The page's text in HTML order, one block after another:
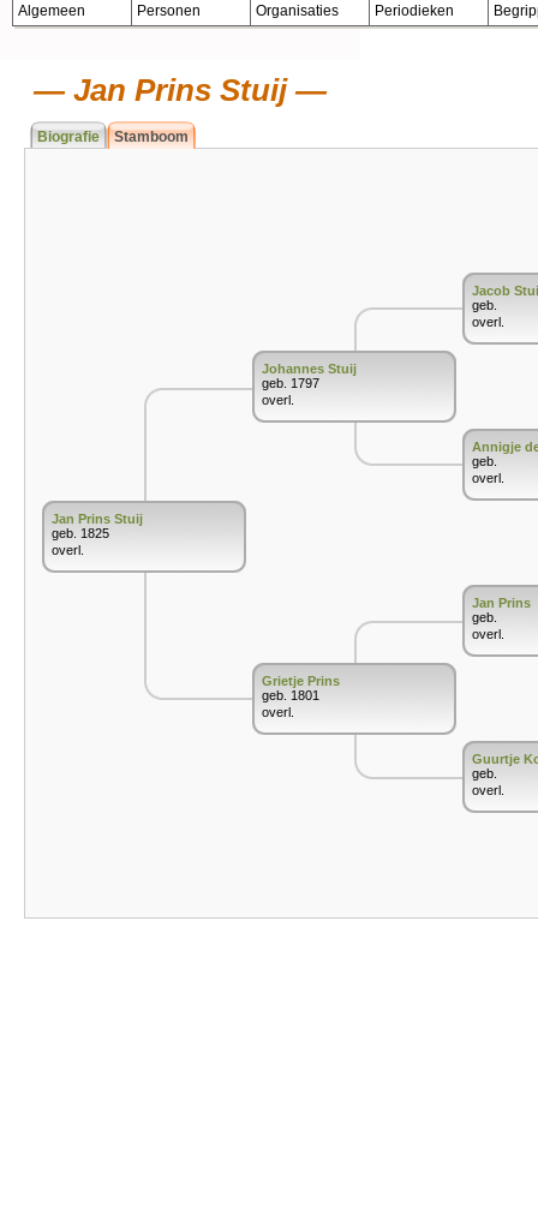
Algemeen Personen Organisaties Periodieken
Jan Prins Stuij
Biografie Stamboom
Jan Prins Stuij
geb. 1825
overl.
Johannes Stuij
geb. 1797
overl.
Grietje Prins
geb. 1801
overl.
Jacob
geb.
overl.
Annigje
geb.
overl.
Jan Prins
geb.
overl.
Guurtje
geb.
overl.